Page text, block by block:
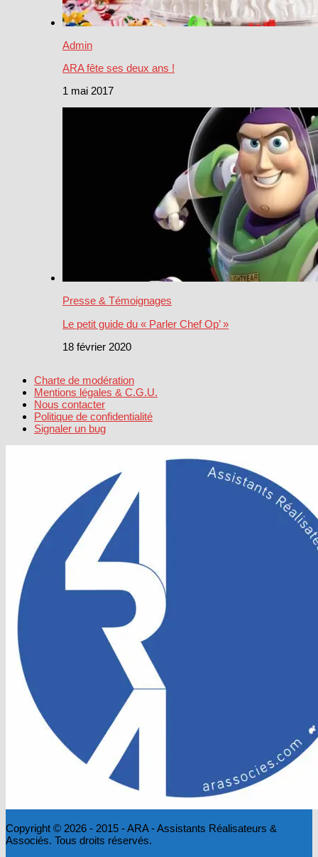
Admin
ARA fête ses deux ans !
1 mai 2017
Presse & Témoignages
Le petit guide du « Parler Chef Op’ »
18 février 2020
Charte de modération
Mentions légales & C.G.U.
Nous contacter
Politique de confidentialité
Signaler un bug
Copyright © 2026 - 2015 - ARA - Assistants Réalisateurs &
Associés. Tous droits réservés.